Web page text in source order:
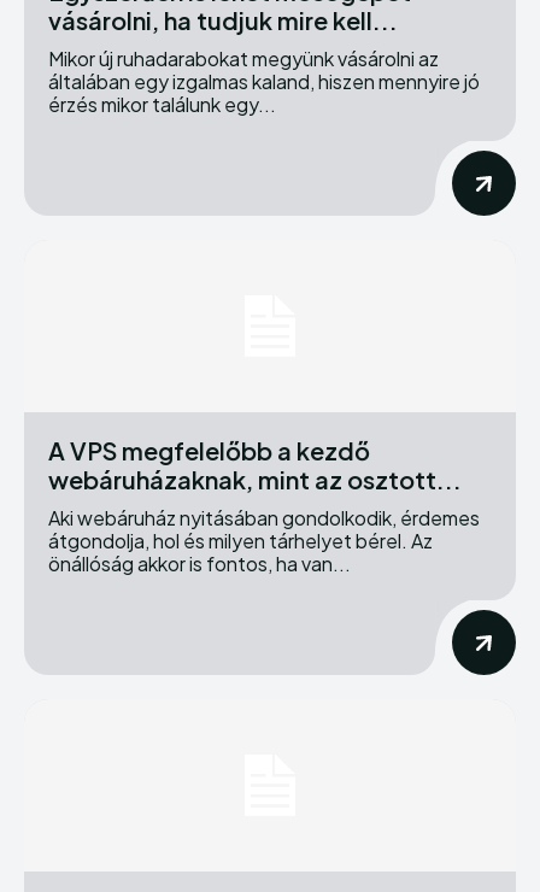
vásárolni, ha tudjuk mire kell...
Mikor új ruhadarabokat megyünk vásárolni az
általában egy izgalmas kaland, hiszen mennyire jó
érzés mikor találunk egy...
A VPS megfelelőbb a kezdő
webáruházaknak, mint az osztott...
Aki webáruház nyitásában gondolkodik, érdemes
átgondolja, hol és milyen tárhelyet bérel. Az
önállóság akkor is fontos, ha van...